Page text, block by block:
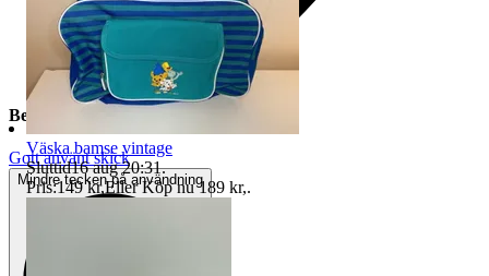
Beskrivning
Gott använt skick
Mindre tecken på användning
Väska bamse vintage
Sluttid16 aug 20:31.
Pris:149 kr,Eller Köp nu 189 kr,.